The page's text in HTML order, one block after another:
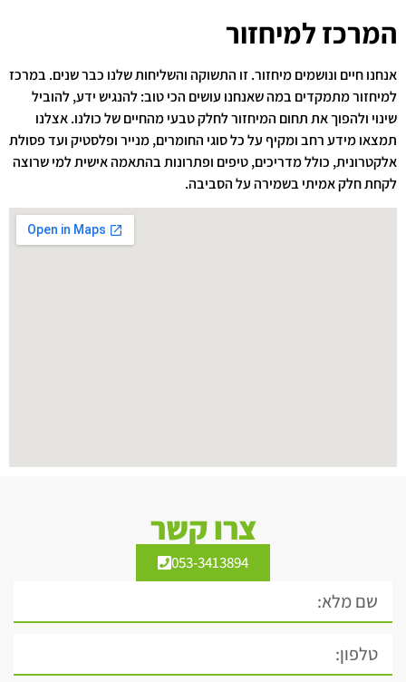
המרכז למיחזור
אנחנו חיים ונושמים מיחזור. זו התשוקה והשליחות שלנו כבר שנים. במרכז
למיחזור מתמקדים במה שאנחנו עושים הכי טוב: להנגיש ידע, להוביל
שינוי ולהפוך את תחום המיחזור לחלק טבעי מהחיים של כולנו. אצלנו
תמצאו מידע רחב ומקיף על כל סוגי החומרים, מנייר ופלסטיק ועד פסולת
אלקטרונית, כולל מדריכים, טיפים ופתרונות בהתאמה אישית למי שרוצה
לקחת חלק אמיתי בשמירה על הסביבה.
צרו קשר
053-3413894